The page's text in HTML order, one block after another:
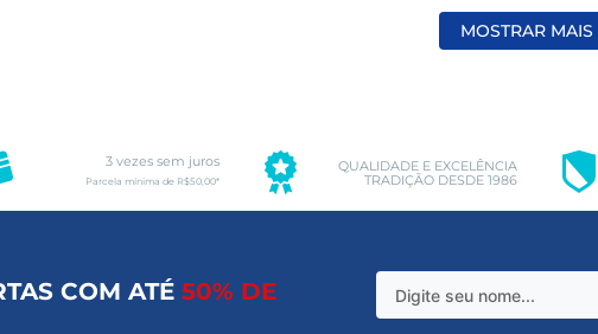
MOSTRAR MAIS
3 vezes sem juros
Parcela mínima de R$50,00*
QUALIDADE E EXCELÊNCIA
TRADIÇÃO DESDE 1986
COM ATÉ 50% DE